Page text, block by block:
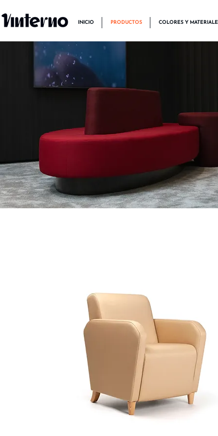
INICIO PRODUCTOS COLORES Y